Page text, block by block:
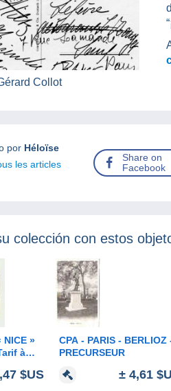
Collot
por Héloïse
les articles
Share on
Facebook
colección con estos
$US
CPA - PARIS - BERLIOZ
PRECURSEUR
± 4,61